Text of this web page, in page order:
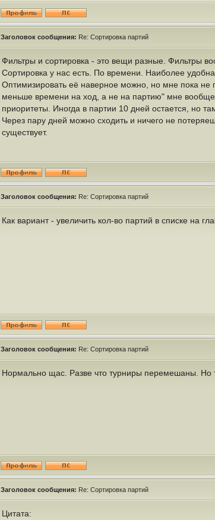
Заголовок сообщения: Re: Сортировка партий
Фильтры и сортировка - это вещи разные. Фильтры
Сортировка у нас есть. По времени. Наиболее
Оптимизировать её наверное можно, но мне пока не
меньше времени на ход, а не на партию" мне
приоритеты. Иногда в партии 10 дней остается, но
Через пару дней можно сходить и ничего не
существует.
Заголовок сообщения: Re: Сортировка партий
Как вариант - увеличить кол-во партий в списке на
Заголовок сообщения: Re: Сортировка партий
Нормально щас. Разве что турниры перемешаны. Но
Заголовок сообщения: Re: Сортировка партий
Цитата: